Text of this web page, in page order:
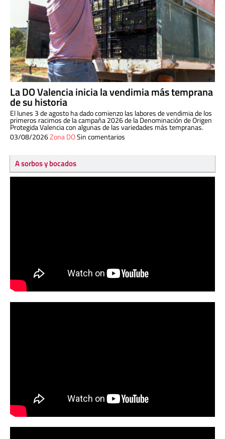
La DO Valencia inicia la vendimia más temprana
de su historia
El lunes 3 de agosto ha dado comienzo las labores de vendimia de los
primeros racimos de la campaña 2026 de la Denominación de Origen
Protegida Valencia con algunas de las variedades más tempranas.
03/08/2026Zona DOSin comentarios
A sorbos y bocados